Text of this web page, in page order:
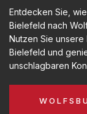
Entdecken Sie,
Bielefeld nach
Nutzen Sie unsere
Bielefeld und
unschlagbaren